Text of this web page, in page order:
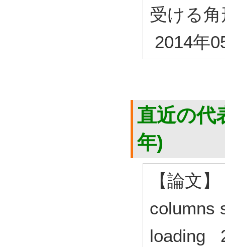
受ける
2014年
直近の代
年)
【論文
columns
loading